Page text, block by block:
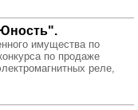
имущества по
по продаже
реле,